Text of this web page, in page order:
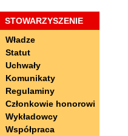
STOWARZYSZENIE
Władze
Statut
Uchwały
Komunikaty
Regulaminy
Członkowie honorowi
Wykładowcy
Współpraca